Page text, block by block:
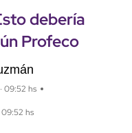
debería
Profeco
09:52 hs
09:52 hs